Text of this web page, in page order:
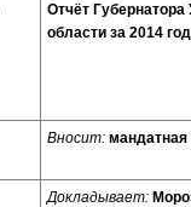
Отчёт Губернатора
области за 2014
Вносит: мандатная
Докладывает: